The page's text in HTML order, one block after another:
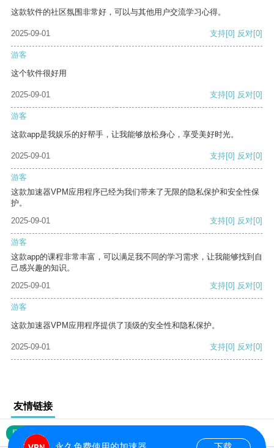
这款软件的社区氛围非常好，可以与其他用户交流学习心得。
2025-09-01 支持[0] 反对[0]
游客
这个软件很好用
2025-09-01 支持[0] 反对[0]
游客
这款app是我娱乐的好帮手，让我能够放松身心，享受美好时光。
2025-09-01 支持[0] 反对[0]
游客
这款加速器VPM应用程序已经为我们带来了无限的隐私保护和安全性保
护。
2025-09-01
支持[0] 反对[0]
游客
这款app的课程非常丰富，可以满足我不同的学习需求，让我能够找到自
己感兴趣的知识。
2025-09-01
支持[0] 反对[0]
游客
这款加速器VPM应用程序提供了顶级的安全性和隐私保护。
2025-09-01 支持[0] 反对[0]
友情链接
网站地图